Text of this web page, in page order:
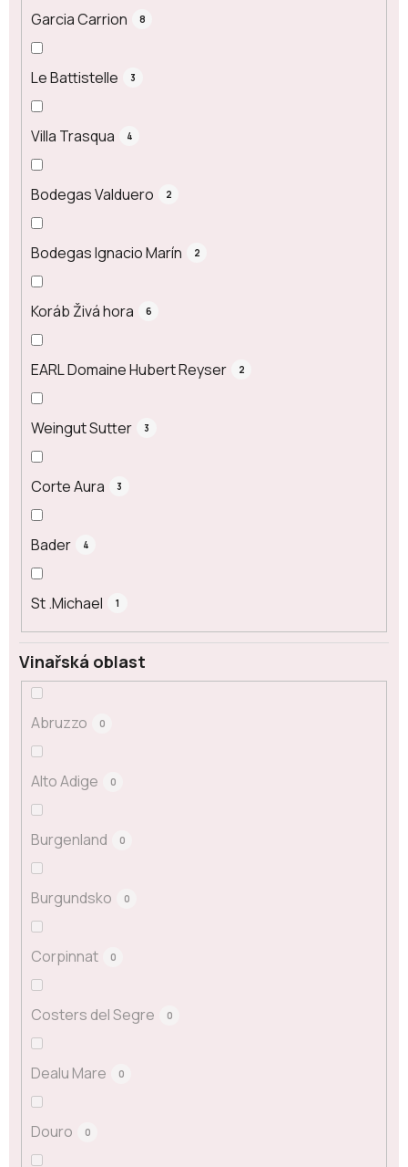
Garcia Carrion 8
Le Battistelle 3
Villa Trasqua 4
Bodegas Valduero 2
Bodegas Ignacio Marín 2
Koráb Živá hora 6
EARL Domaine Hubert Reyser 2
Weingut Sutter 3
Corte Aura 3
Bader 4
St .Michael 1
Vinařská oblast
Abruzzo 0
Alto Adige 0
Burgenland 0
Burgundsko 0
Corpinnat 0
Costers del Segre 0
Dealu Mare 0
Douro 0